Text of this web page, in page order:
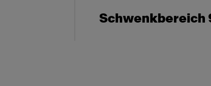
Schwenkbereich